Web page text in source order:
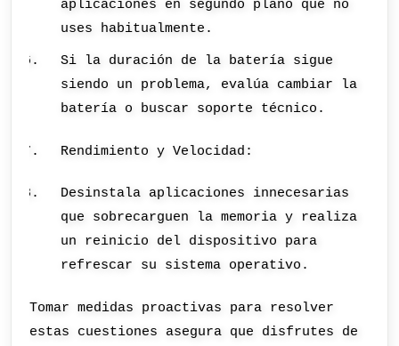
aplicaciones en segundo plano que no
uses habitualmente.
Si la duración de la batería sigue
siendo un problema, evalúa cambiar la
batería o buscar soporte técnico.
Rendimiento y Velocidad:
Desinstala aplicaciones innecesarias
que sobrecarguen la memoria y realiza
un reinicio del dispositivo para
refrescar su sistema operativo.
Tomar medidas proactivas para resolver
estas cuestiones asegura que disfrutes de